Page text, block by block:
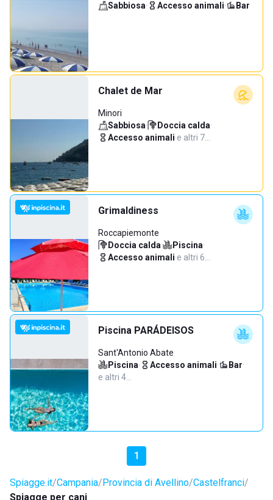
Sabbiosa· Accesso animali· Bar
Chalet de Mar
Minori
Sabbiosa· Doccia calda·
Accesso animali·e altri 7…
Grimaldiness
Roccapiemonte
Doccia calda· Piscina·
Accesso animali·e altri 6…
Piscina PARÁDEISOS
Sant'Antonio Abate
Piscina· Accesso animali· Bar·
e altri 4…
1
Spiagge.it Campania Provincia di Avellino Castelfranci
Spiagge per cani